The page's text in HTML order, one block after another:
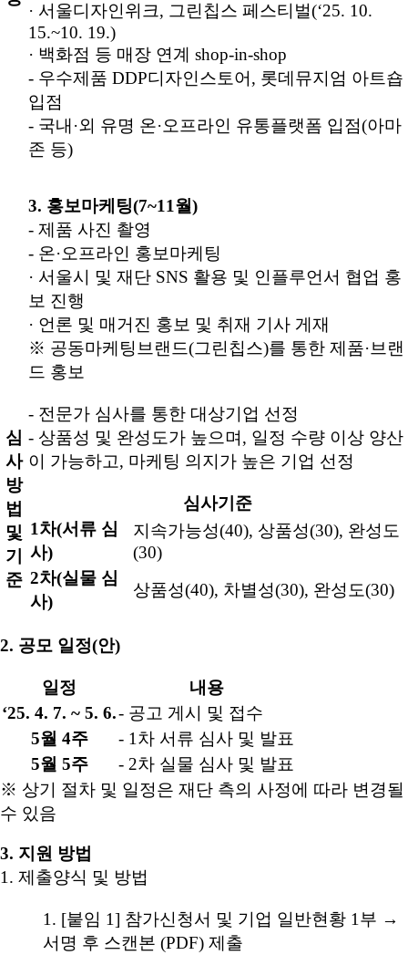
· 서울디자인위크, 그린칩스 페스티벌(‘25. 10.
15.~10. 19.)
· 백화점 등 매장 연계 shop-in-shop
- 우수제품 DDP디자인스토어, 롯데뮤지엄 아트숍
입점
- 국내·외 유명 온·오프라인 유통플랫폼 입점(아마
존 등)
3. 홍보마케팅(7~11월)
- 제품 사진 촬영
- 온·오프라인 홍보마케팅
· 서울시 및 재단 SNS 활용 및 인플루언서 협업 홍
보 진행
· 언론 및 매거진 홍보 및 취재 기사 게재
※ 공동마케팅브랜드(그린칩스)를 통한 제품·브랜
드 홍보
심
사
방
법
및
기
준
- 전문가 심사를 통한 대상기업 선정
- 상품성 및 완성도가 높으며, 일정 수량 이상 양산
이 가능하고, 마케팅 의지가 높은 기업 선정
심사기준
1차(서류 심
사)
지속가능성(40), 상품성(30), 완성도
(30)
2차(실물 심
사)
상품성(40), 차별성(30), 완성도(30)
2. 공모 일정(안)
일정
내용
‘25. 4. 7. ~ 5. 6.- 공고 게시 및 접수
5월 4주
- 1차 서류 심사 및 발표
5월 5주
- 2차 실물 심사 및 발표
※ 상기 절차 및 일정은 재단 측의 사정에 따라 변경될
수 있음
3. 지원 방법
1. 제출양식 및 방법
1. [붙임 1] 참가신청서 및 기업 일반현황 1부 →
서명 후 스캔본 (PDF) 제출